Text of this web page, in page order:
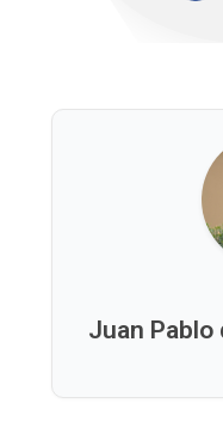
Juan Pablo